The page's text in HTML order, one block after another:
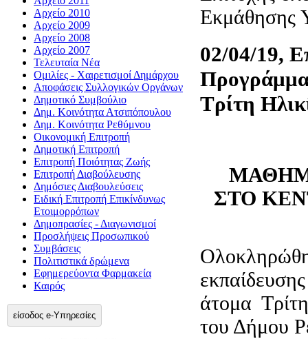
Αρχείο 2010
Αρχείο 2009
Αρχείο 2008
Αρχείο 2007
Τελευταία Νέα
Ομιλίες - Χαιρετισμοί Δημάρχου
Αποφάσεις Συλλογικών Οργάνων
Δημοτικό Συμβούλιο
Δημ. Κοινότητα Ατσιπόπουλου
Δημ. Κοινότητα Ρεθύμνου
Οικονομική Επιτροπή
Δημοτική Επιτροπή
Επιτροπή Ποιότητας Ζωής
Επιτροπή Διαβούλευσης
Δημόσιες Διαβουλεύσεις
Ειδική Επιτροπή Επικίνδυνως
Ετοιμορρόπων
Δημοπρασίες - Διαγωνισμοί
Προσλήψεις Προσωπικού
Συμβάσεις
Πολιτιστικά δρώμενα
Εφημερεύοντα Φαρμακεία
Καιρός
είσοδος e-Υπηρεσίες
Εκμάθησης
02/04/19,
Τρίτη
ΣΤΟ
άτομα
του Δήμου